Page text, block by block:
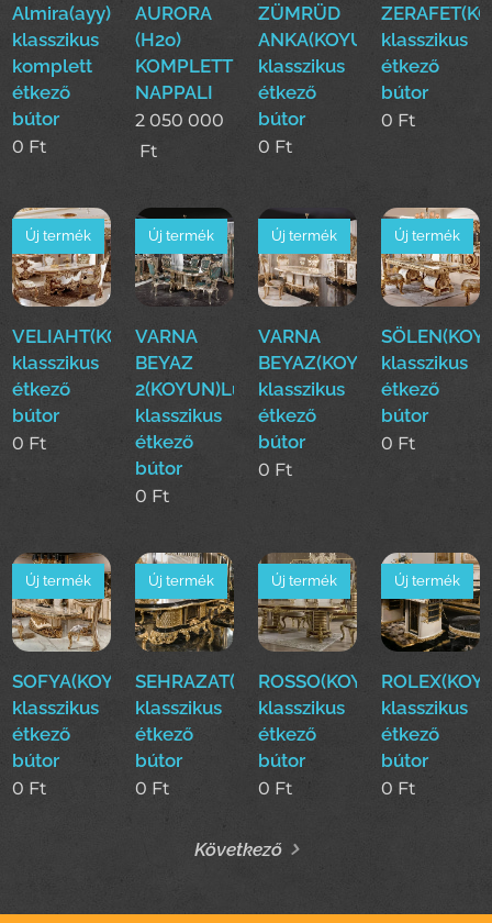
Almira(ayy)Luxus
klasszikus
komplett
étkező
bútor
0 Ft
AURORA
(H2o)
KOMPLETT
NAPPALI
2 050 000
Ft
ZÜMRÜD
ANKA(KOYUN)Luxus
klasszikus
étkező
bútor
0 Ft
klasszikus
étkező
bútor
0 Ft
VELIAHT(KOYUN)Luxus
klasszikus
étkező
bútor
Új termék
0 Ft
VARNA
BEYAZ
2(KOYUN)Luxus
klasszikus
étkező
bútor
Új termék
0 Ft
VARNA
BEYAZ(KOYUN)Luxus
klasszikus
étkező
bútor
Új termék
0 Ft
klasszikus
étkező
bútor
Új termék
0 Ft
SOFYA(KOYUN)Luxus
klasszikus
étkező
bútor
Új termék
0 Ft
SEHRAZAT(KOYUN)Luxus
klasszikus
étkező
bútor
Új termék
0 Ft
ROSSO(KOYUN)Luxus
klasszikus
étkező
bútor
Új termék
0 Ft
klasszikus
étkező
bútor
Új termék
0 Ft
Következő